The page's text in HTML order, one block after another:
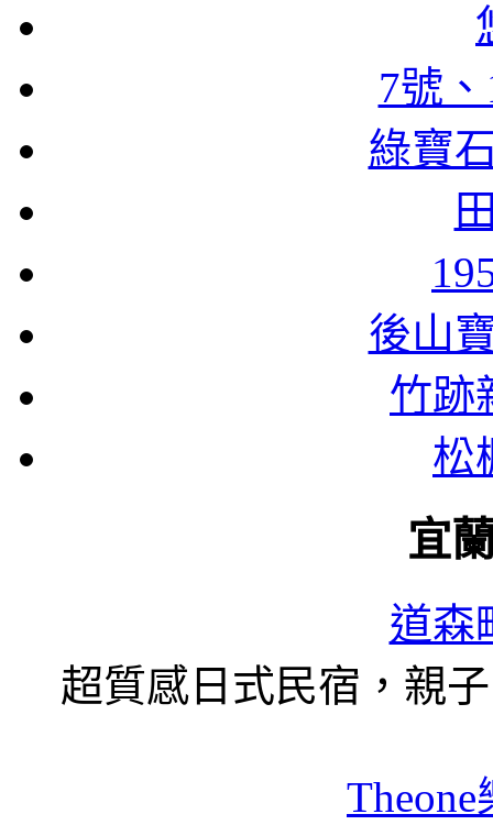
7號
綠寶
後山
竹跡
松
宜
道森
超質感日式民宿，親